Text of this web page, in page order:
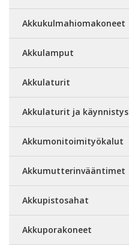
Akkukulmahiomakoneet
Akkulamput
Akkulaturit
Akkulaturit ja käynnistys
Akkumonitoimityökalut
Akkumutterinvääntimet
Akkupistosahat
Akkuporakoneet